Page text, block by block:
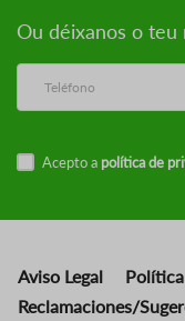
Ou déixanos o
Acepto a política de
Aviso Legal
Reclamaciones/